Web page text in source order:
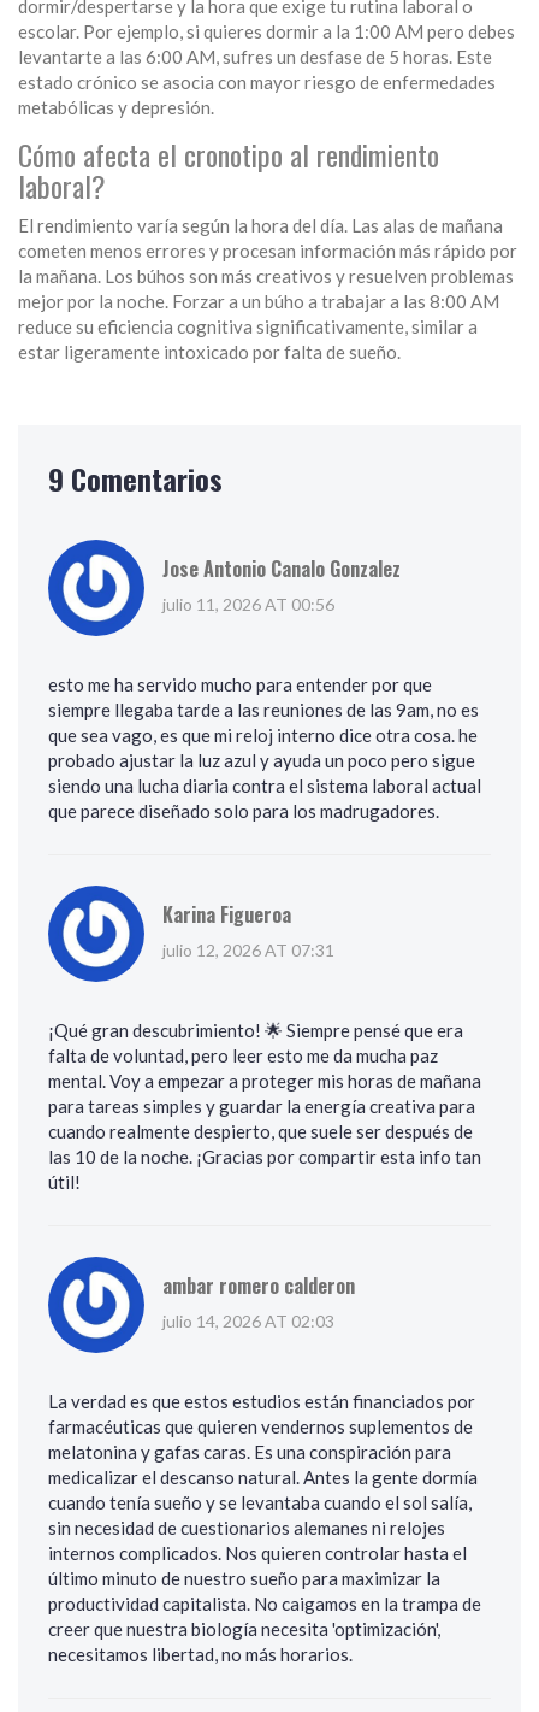
dormir/despertarse y la hora que exige tu rutina laboral o
escolar. Por ejemplo, si quieres dormir a la 1:00 AM pero debes
levantarte a las 6:00 AM, sufres un desfase de 5 horas. Este
estado crónico se asocia con mayor riesgo de enfermedades
metabólicas y depresión.
Cómo afecta el cronotipo al rendimiento
laboral?
El rendimiento varía según la hora del día. Las alas de mañana
cometen menos errores y procesan información más rápido por
la mañana. Los búhos son más creativos y resuelven problemas
mejor por la noche. Forzar a un búho a trabajar a las 8:00 AM
reduce su eficiencia cognitiva significativamente, similar a
estar ligeramente intoxicado por falta de sueño.
9 Comentarios
Jose Antonio Canalo Gonzalez
julio 11, 2026 AT 00:56
esto me ha servido mucho para entender por que
siempre llegaba tarde a las reuniones de las 9am, no es
que sea vago, es que mi reloj interno dice otra cosa. he
probado ajustar la luz azul y ayuda un poco pero sigue
siendo una lucha diaria contra el sistema laboral actual
que parece diseñado solo para los madrugadores.
Karina Figueroa
julio 12, 2026 AT 07:31
¡Qué gran descubrimiento! 🌟 Siempre pensé que era
falta de voluntad, pero leer esto me da mucha paz
mental. Voy a empezar a proteger mis horas de mañana
para tareas simples y guardar la energía creativa para
cuando realmente despierto, que suele ser después de
las 10 de la noche. ¡Gracias por compartir esta info tan
útil!
ambar romero calderon
julio 14, 2026 AT 02:03
La verdad es que estos estudios están financiados por
farmacéuticas que quieren vendernos suplementos de
melatonina y gafas caras. Es una conspiración para
medicalizar el descanso natural. Antes la gente dormía
cuando tenía sueño y se levantaba cuando el sol salía,
sin necesidad de cuestionarios alemanes ni relojes
internos complicados. Nos quieren controlar hasta el
último minuto de nuestro sueño para maximizar la
productividad capitalista. No caigamos en la trampa de
creer que nuestra biología necesita 'optimización',
necesitamos libertad, no más horarios.